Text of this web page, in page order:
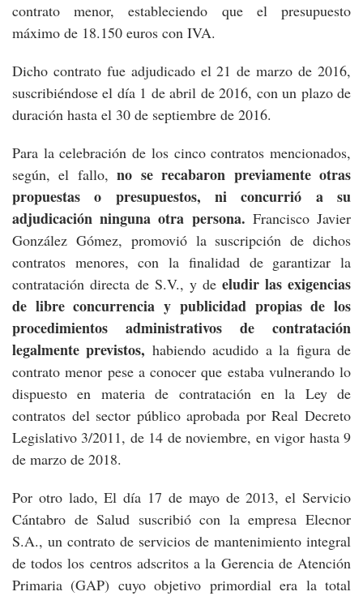
contrato menor, estableciendo que el presupuesto
máximo de 18.150 euros con IVA.
Dicho contrato fue adjudicado el 21 de marzo de 2016,
suscribiéndose el día 1 de abril de 2016, con un plazo de
duración hasta el 30 de septiembre de 2016.
Para la celebración de los cinco contratos mencionados,
según, el fallo, no se recabaron previamente otras
propuestas o presupuestos, ni concurrió a su
adjudicación ninguna otra persona. Francisco Javier
González Gómez, promovió la suscripción de dichos
contratos menores, con la finalidad de garantizar la
contratación directa de S.V., y de eludir las exigencias
de libre concurrencia y publicidad propias de los
procedimientos administrativos de contratación
legalmente previstos, habiendo acudido a la figura de
contrato menor pese a conocer que estaba vulnerando lo
dispuesto en materia de contratación en la Ley de
contratos del sector público aprobada por Real Decreto
Legislativo 3/2011, de 14 de noviembre, en vigor hasta 9
de marzo de 2018.
Por otro lado, El día 17 de mayo de 2013, el Servicio
Cántabro de Salud suscribió con la empresa Elecnor
S.A., un contrato de servicios de mantenimiento integral
de todos los centros adscritos a la Gerencia de Atención
Primaria (GAP) cuyo objetivo primordial era la total